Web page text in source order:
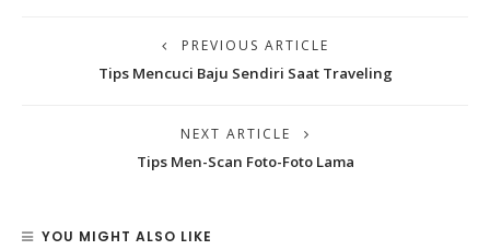
PREVIOUS ARTICLE
Tips Mencuci Baju Sendiri Saat Traveling
NEXT ARTICLE
Tips Men-Scan Foto-Foto Lama
YOU MIGHT ALSO LIKE